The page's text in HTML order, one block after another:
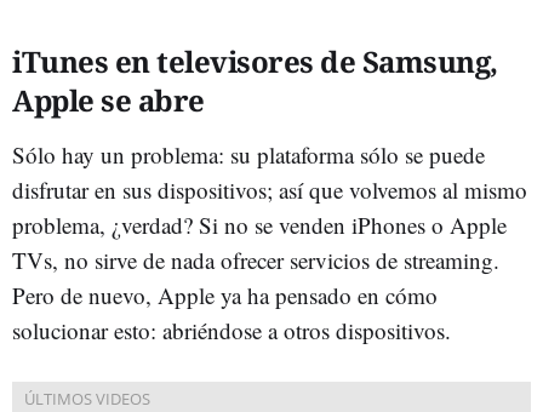
iTunes en televisores de Samsung,
Apple se abre
Sólo hay un problema: su plataforma sólo se puede
disfrutar en sus dispositivos; así que volvemos al mismo
problema, ¿verdad? Si no se venden iPhones o Apple
TVs, no sirve de nada ofrecer servicios de streaming.
Pero de nuevo, Apple ya ha pensado en cómo
solucionar esto: abriéndose a otros dispositivos.